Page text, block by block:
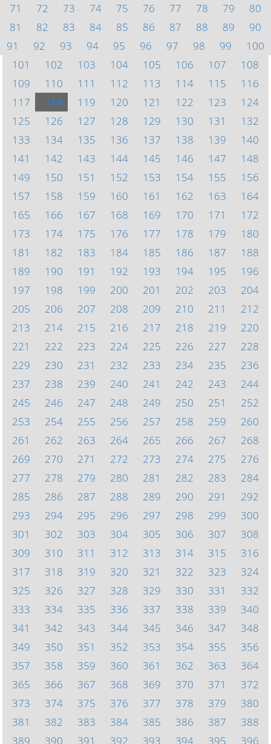
71
72 73 74 75 76 77 78 79
80
81
82 83 84 85 86 87 88 89
90
91
92 93 94 95 96 97 98 99
100
101
102 103 104 105 106 107
108
109
110 111 112 113 114 115
116
117
118 119 120 121 122 123
124
125
126 127 128 129 130 131
132
133
134 135 136 137 138 139
140
141
142 143 144 145 146 147
148
149
150 151 152 153 154 155
156
157
158 159 160 161 162 163
164
165
166 167 168 169 170 171
172
173
174 175 176 177 178 179
180
181
182 183 184 185 186 187
188
189
190 191 192 193 194 195
196
197
198 199 200 201 202 203
204
205
206 207 208 209 210 211
212
213
214 215 216 217 218 219
220
221
222 223 224 225 226 227
228
229
230 231 232 233 234 235
236
237
238 239 240 241 242 243
244
245
246 247 248 249 250 251
252
253
254 255 256 257 258 259
260
261
262 263 264 265 266 267
268
269
270 271 272 273 274 275
276
277
278 279 280 281 282 283
284
285
286 287 288 289 290 291
292
293
294 295 296 297 298 299
300
301
302 303 304 305 306 307
308
309
310 311 312 313 314 315
316
317
318 319 320 321 322 323
324
325
326 327 328 329 330 331
332
333
334 335 336 337 338 339
340
341
342 343 344 345 346 347
348
349
350 351 352 353 354 355
356
357
358 359 360 361 362 363
364
365
366 367 368 369 370 371
372
373
374 375 376 377 378 379
380
381
382 383 384 385 386 387
388
389
390 391 392 393 394 395 396